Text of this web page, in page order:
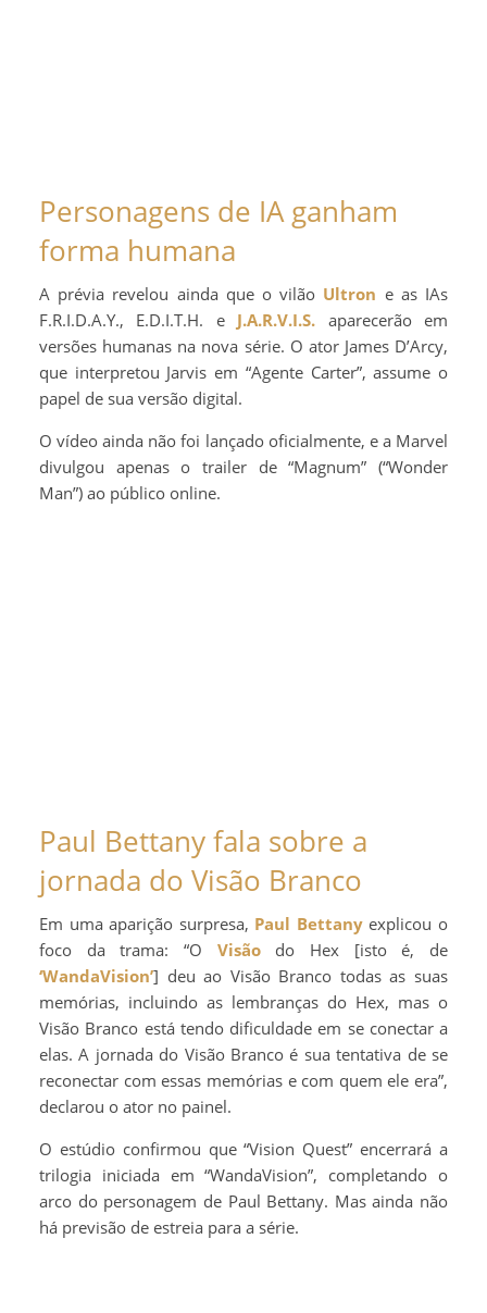
Personagens de IA ganham
forma humana
A prévia revelou ainda que o vilão Ultron e as IAs
F.R.I.D.A.Y., E.D.I.T.H. e J.A.R.V.I.S. aparecerão em
versões humanas na nova série. O ator James D’Arcy,
que interpretou Jarvis em “Agente Carter”, assume o
papel de sua versão digital.
O vídeo ainda não foi lançado oficialmente, e a Marvel
divulgou apenas o trailer de “Magnum” (“Wonder
Man”) ao público online.
Paul Bettany fala sobre a
jornada do Visão Branco
Em uma aparição surpresa, Paul Bettanyexplicou o
foco da trama: “O Visãodo Hex [isto é, de
‘WandaVision’] deu ao Visão Branco todas as suas
memórias, incluindo as lembranças do Hex, mas o
Visão Branco está tendo dificuldade em se conectar a
elas. A jornada do Visão Branco é sua tentativa de se
reconectar com essas memórias e com quem ele era”,
declarou o ator no painel.
O estúdio confirmou que “Vision Quest” encerrará a
trilogia iniciada em “WandaVision”, completando o
arco do personagem de Paul Bettany. Mas ainda não
há previsão de estreia para a série.